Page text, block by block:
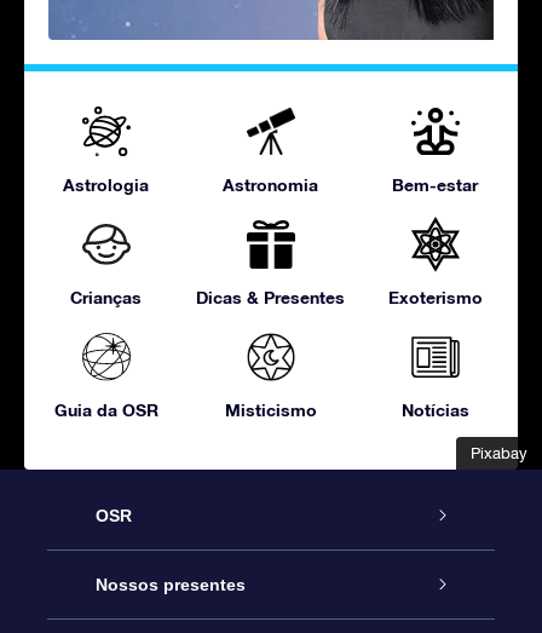
Pixabay
Pixabay
Astrologia Astronomia Bem-estar
Crianças Dicas & Presentes Exoterismo
Guia da OSR Misticismo Notícias
OSR
Serviço
Nossos presentes